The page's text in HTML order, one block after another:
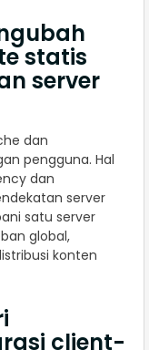
statis
server
dan
pengguna. Hal
dan
server
satu server
global,
konten
client-